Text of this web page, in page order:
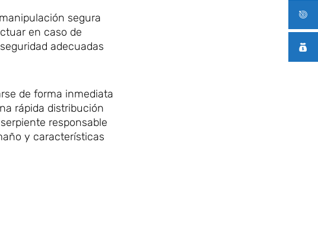
segura
en caso de
adecuadas
de forma inmediata
rápida distribución
responsable
y características